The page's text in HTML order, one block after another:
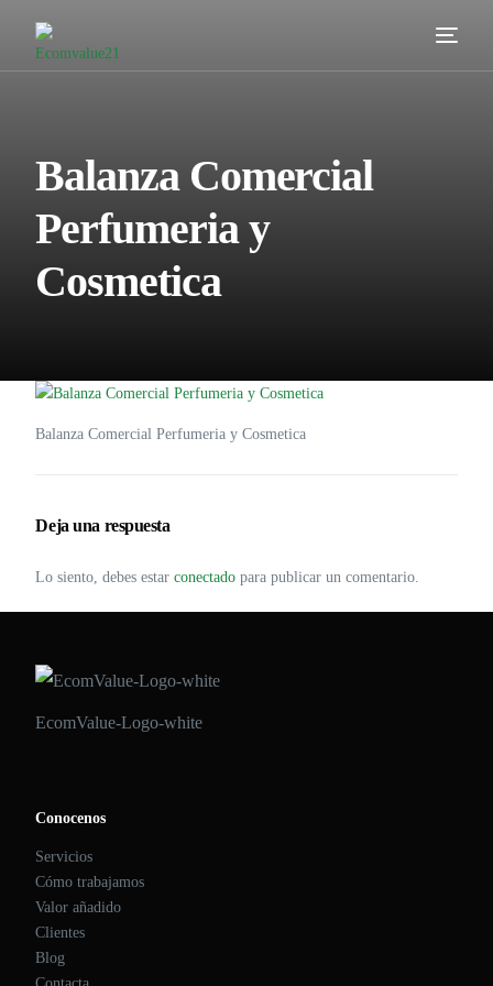
Balanza Comercial
Perfumeria y
Cosmetica
Balanza Comercial Perfumeria y Cosmetica
Deja una respuesta
Lo siento, debes estarconectado para publicar un comentario.
EcomValue-Logo-white
Conocenos
Servicios
Cómo trabajamos
Valor añadido
Clientes
Blog